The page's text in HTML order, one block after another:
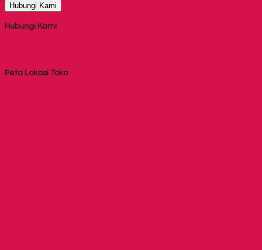
Hubungi Kami
Hubungi Kami
Peta Lokasi Toko